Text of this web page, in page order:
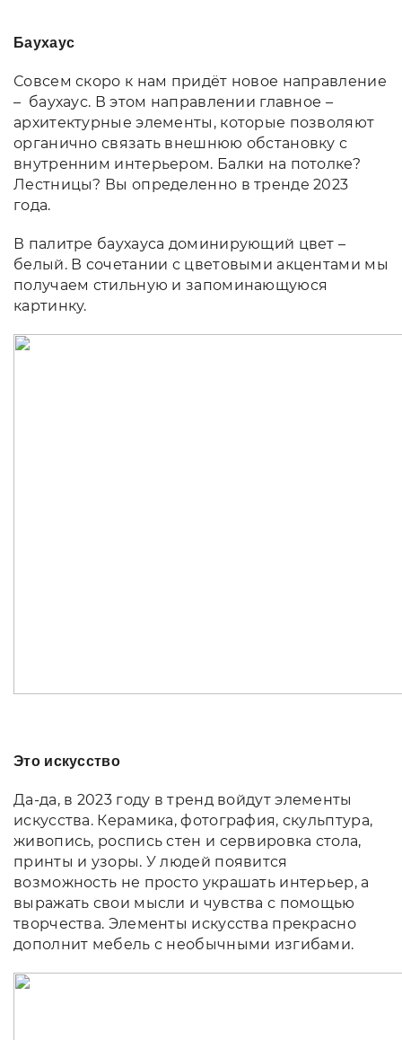
Баухаус
Совсем скоро к нам придёт новое направление
– баухаус. В этом направлении главное –
архитектурные элементы, которые позволяют
органично связать внешнюю обстановку с
внутренним интерьером. Балки на потолке?
Лестницы? Вы определенно в тренде 2023
года.
В палитре баухауса доминирующий цвет –
белый. В сочетании с цветовыми акцентами мы
получаем стильную и запоминающуюся
картинку.
Это искусство
Да-да, в 2023 году в тренд войдут элементы
искусства. Керамика, фотография, скульптура,
живопись, роспись стен и сервировка стола,
принты и узоры. У людей появится
возможность не просто украшать интерьер, а
выражать свои мысли и чувства с помощью
творчества. Элементы искусства прекрасно
дополнит мебель с необычными изгибами.